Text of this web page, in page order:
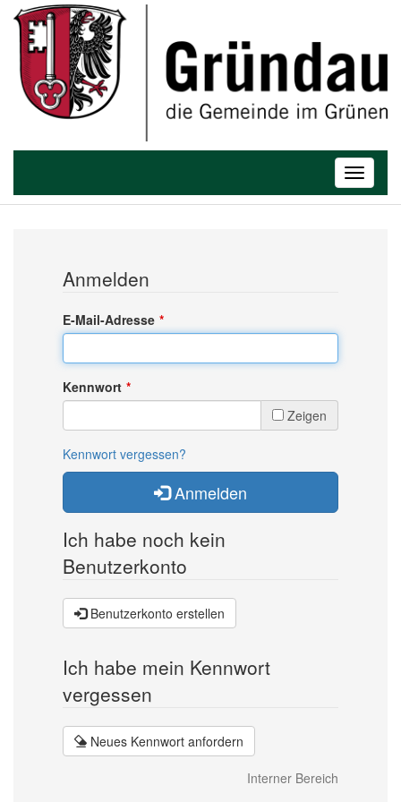
Toggle
Anmelden
E-Mail-Adresse
Kennwort
Zeigen
Kennwort vergessen?
Anmelden
Ich habe noch kein
Benutzerkonto
Benutzerkonto erstellen
Ich habe mein Kennwort
vergessen
Neues Kennwort anfordern
Interner Bereich